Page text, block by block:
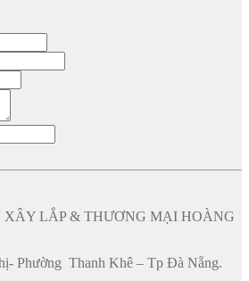
LẮP & THƯƠNG MẠI HOÀNG
Phường Thanh Khê – Tp Đà Nẵng.